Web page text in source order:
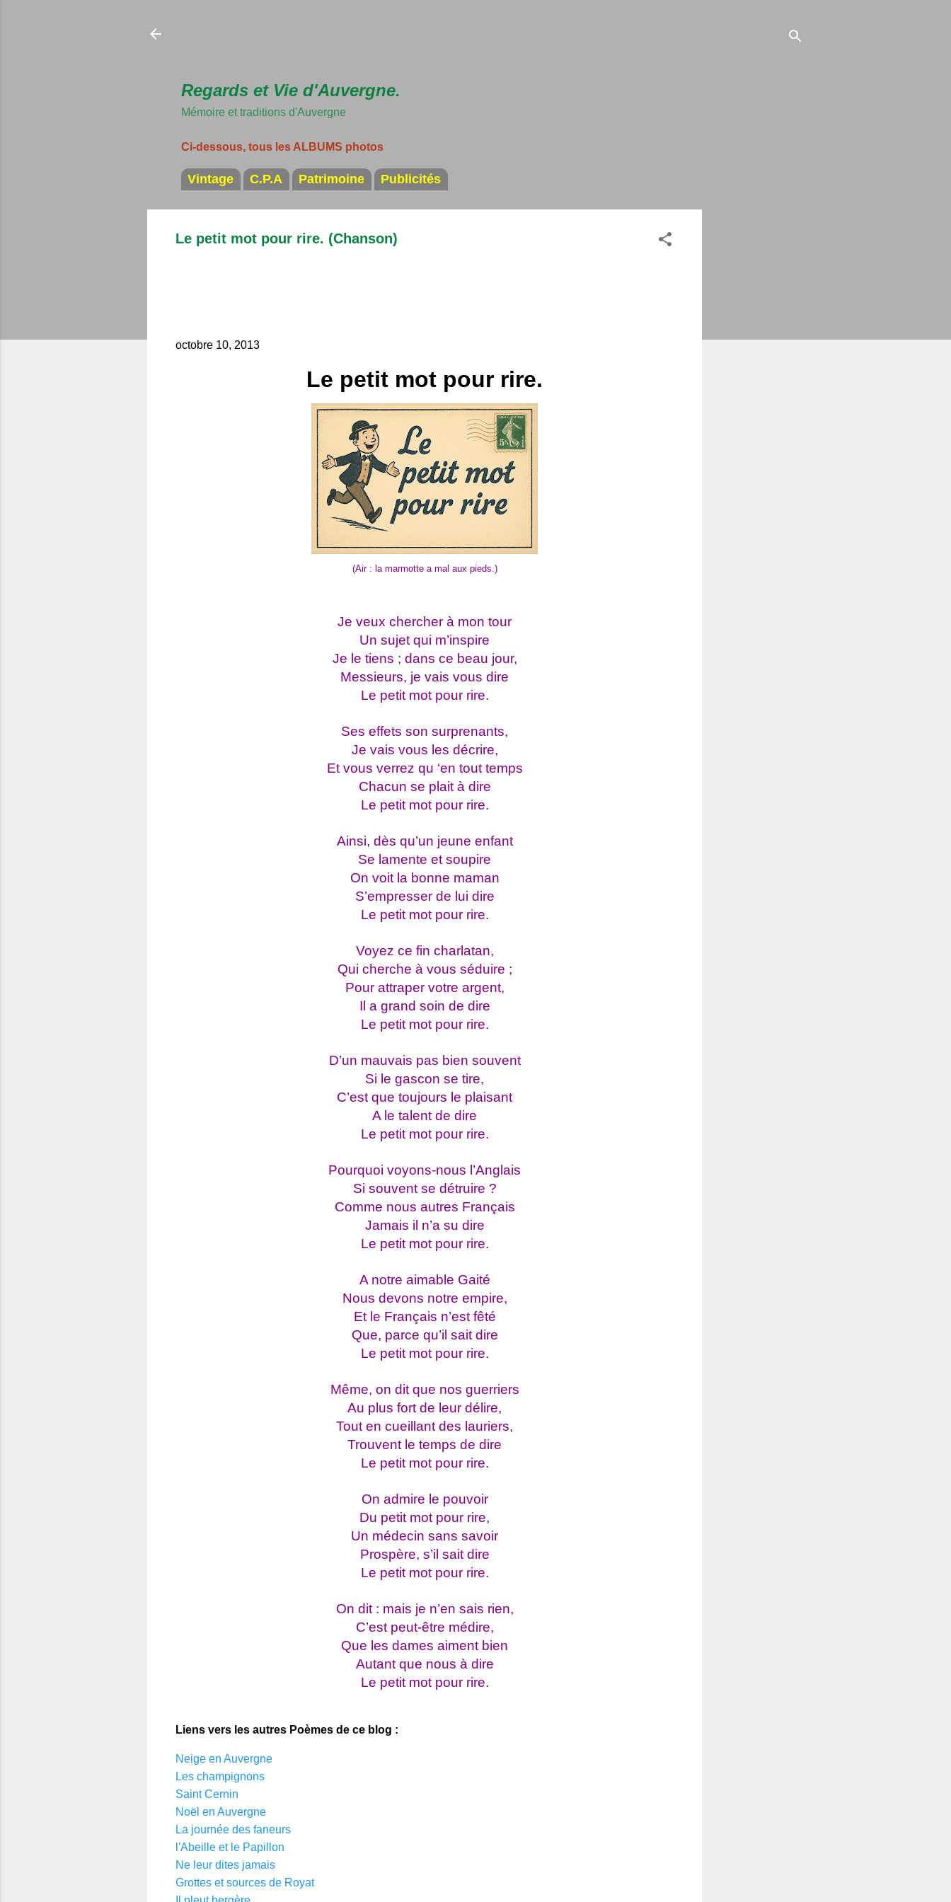
Regards et Vie d'Auvergne.
Mémoire et traditions d'Auvergne
Ci-dessous, tous les ALBUMS photos
Vintage C.P.A Patrimoine Publicités
Le petit mot pour rire. (Chanson)
octobre 10, 2013
Le petit mot pour rire.
(Air : la marmotte a mal aux pieds.)
Je veux chercher à mon tour
Un sujet qui m’inspire
Je le tiens ; dans ce beau jour,
Messieurs, je vais vous dire
Le petit mot pour rire.
Ses effets son surprenants,
Je vais vous les décrire,
Et vous verrez qu ‘en tout temps
Chacun se plait à dire
Le petit mot pour rire.
Ainsi, dès qu’un jeune enfant
Se lamente et soupire
On voit la bonne maman
S’empresser de lui dire
Le petit mot pour rire.
Voyez ce fin charlatan,
Qui cherche à vous séduire ;
Pour attraper votre argent,
Il a grand soin de dire
Le petit mot pour rire.
D’un mauvais pas bien souvent
Si le gascon se tire,
C’est que toujours le plaisant
A le talent de dire
Le petit mot pour rire.
Pourquoi voyons-nous l’Anglais
Si souvent se détruire ?
Comme nous autres Français
Jamais il n’a su dire
Le petit mot pour rire.
A notre aimable Gaité
Nous devons notre empire,
Et le Français n’est fêté
Que, parce qu’il sait dire
Le petit mot pour rire.
Même, on dit que nos guerriers
Au plus fort de leur délire,
Tout en cueillant des lauriers,
Trouvent le temps de dire
Le petit mot pour rire.
On admire le pouvoir
Du petit mot pour rire,
Un médecin sans savoir
Prospère, s’il sait dire
Le petit mot pour rire.
On dit : mais je n’en sais rien,
C’est peut-être médire,
Que les dames aiment bien
Autant que nous à dire
Le petit mot pour rire.
Liens vers les autres Poèmes de ce blog :
Neige en Auvergne
Les champignons
Saint Cernin
Noël en Auvergne
La journée des faneurs
l'Abeille et le Papillon
Ne leur dites jamais
Grottes et sources de Royat